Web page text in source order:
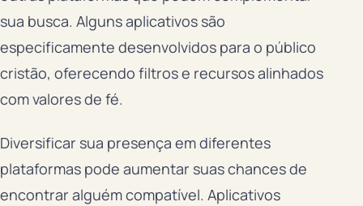
sua busca. Alguns aplicativos são
especificamente desenvolvidos para o público
cristão, oferecendo filtros e recursos alinhados
com valores de fé.
Diversificar sua presença em diferentes
plataformas pode aumentar suas chances de
encontrar alguém compatível. Aplicativos